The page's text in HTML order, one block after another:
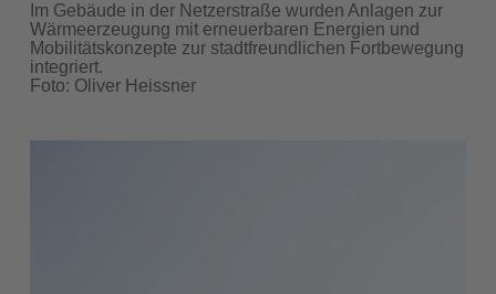
Im Gebäude in der Netzerstraße wurden Anlagen zur
Wärmeerzeugung mit erneuerbaren Energien und
Mobilitätskonzepte zur stadtfreundlichen Fortbewegung
integriert.
Foto: Oliver Heissner